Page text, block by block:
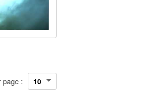
page :